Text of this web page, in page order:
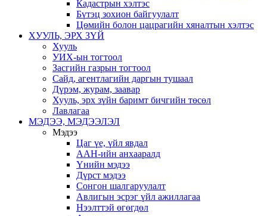
Кадастрын хэлтэс
Бүтэц зохион байгуулалт
Цөмийн болон цацрагийн хяналтын хэлтэс
ХУУЛЬ, ЭРХ ЗҮЙ
Хууль
УИХ-ын тогтоол
Засгийн газрын тогтоол
Сайд, агентлагийн даргын тушаал
Дүрэм, журам, заавар
Хууль, эрх зүйн баримт бичгийн төсөл
Лавлагаа
МЭДЭЭ, МЭДЭЭЛЭЛ
Мэдээ
Цаг үе, үйл явдал
ААН-ийн анхааралд
Үнийн мэдээ
Дүрст мэдээ
Сонгон шалгаруулалт
Авлигын эсрэг үйл ажиллагаа
Нээлттэй өгөгдөл